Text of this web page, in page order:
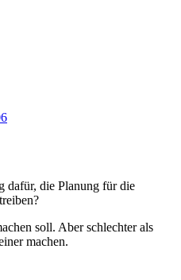
dafür, die Planung für die
soll. Aber schlechter als
machen.